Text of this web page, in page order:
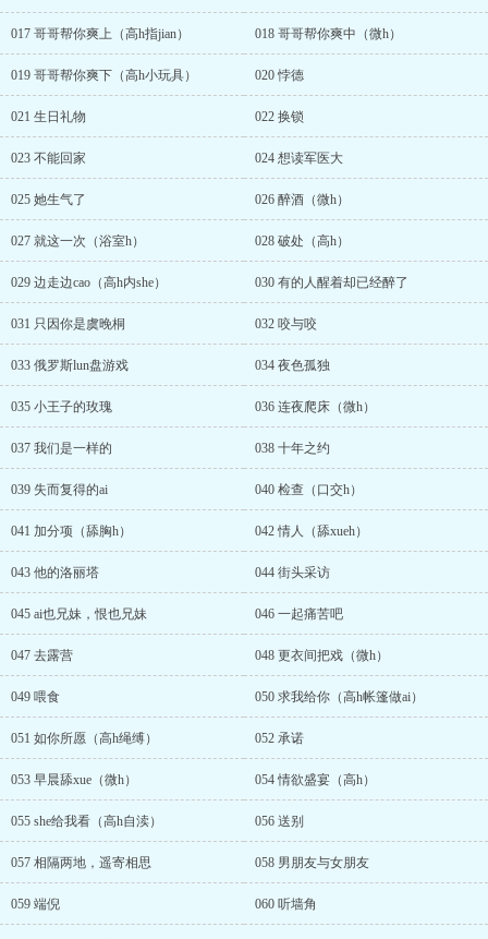
017 哥哥帮你爽上（高h指jian） 018 哥哥帮你爽中（微h）
019 哥哥帮你爽下（高h小玩具） 020 悖德
021 生日礼物 022 换锁
023 不能回家 024 想读军医大
025 她生气了 026 醉酒（微h）
027 就这一次（浴室h） 028 破处（高h）
029 边走边cao（高h内she） 030 有的人醒着却已经醉了
031 只因你是虞晚桐 032 咬与咬
033 俄罗斯lun盘游戏 034 夜色孤独
035 小王子的玫瑰 036 连夜爬床（微h）
037 我们是一样的 038 十年之约
039 失而复得的ai 040 检查（口交h）
041 加分项（舔胸h） 042 情人（舔xueh）
043 他的洛丽塔 044 街头采访
045 ai也兄妹，恨也兄妹 046 一起痛苦吧
047 去露营 048 更衣间把戏（微h）
049 喂食 050 求我给你（高h帐篷做ai）
051 如你所愿（高h绳缚） 052 承诺
053 早晨舔xue（微h） 054 情欲盛宴（高h）
055 she给我看（高h自渎） 056 送别
057 相隔两地，遥寄相思 058 男朋友与女朋友
059 端倪 060 听墙角